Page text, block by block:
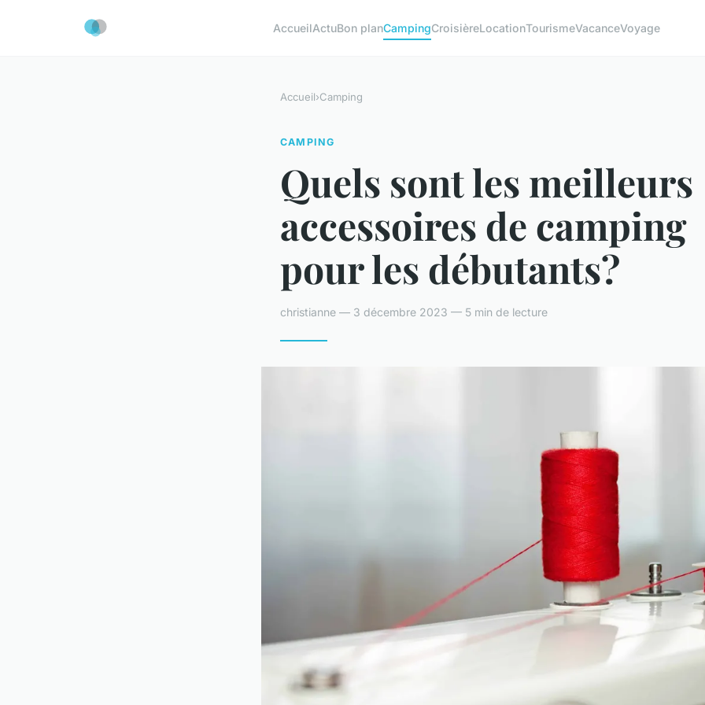
AccueilActuBon planCampingCroisièreLocationTourismeVacanceVoyage
Accueil›Camping
CAMPING
Quels sont les meilleurs
accessoires de camping
pour les débutants?
christianne — 3 décembre 2023 — 5 min de lecture